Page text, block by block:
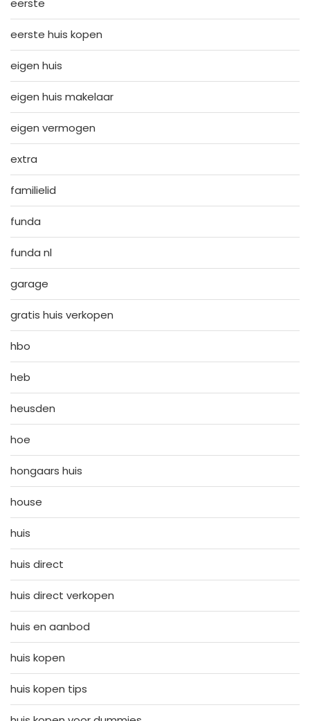
eerste huis kopen
eigen huis
eigen huis makelaar
eigen vermogen
extra
familielid
funda
funda nl
garage
gratis huis verkopen
hbo
heb
heusden
hoe
hongaars huis
house
huis
huis direct
huis direct verkopen
huis en aanbod
huis kopen
huis kopen tips